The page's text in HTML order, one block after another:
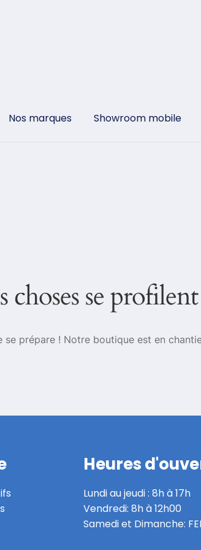
Nos marques Showroom mobile
choses se
se prépare ! Notre boutique est en
Heures
Lundi au jeudi : 8h à 17h
Vendredi: 8h à 12h00
Samedi et Dimanche: